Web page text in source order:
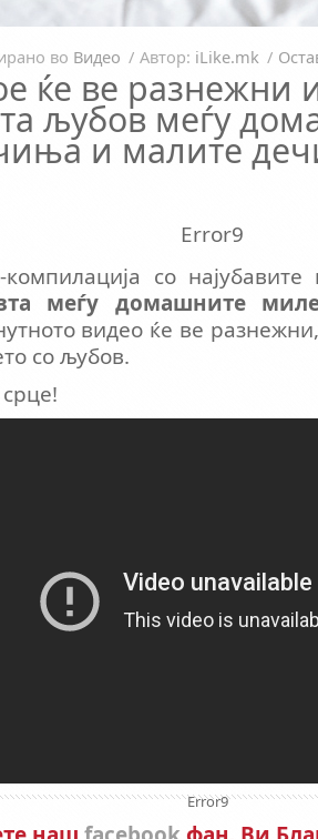
во Видео / Автор: iLike.mk /
ќе ве разнежни
љубов меѓу
и малите
Error9
со најубавите
меѓу домашните
видео ќе ве
со љубов.
Error9